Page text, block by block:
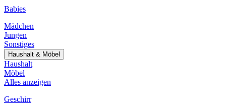
Babies
Mädchen
Jungen
Sonstiges
Haushalt & Möbel
Haushalt
Möbel
Alles anzeigen
Geschirr